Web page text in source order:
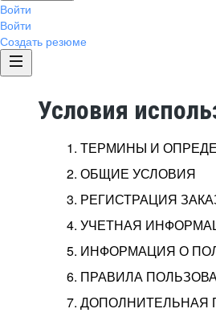
Войти
Войти
Создать резюме
Условия
1. ТЕРМИНЫ И
2. ОБЩИЕ УСЛОВИЯ
3. РЕГИСТРАЦИЯ
4. УЧЕТНАЯ
5. ИНФОРМАЦИЯ О
6. ПРАВИЛА
7. ДОПОЛНИТЕЛЬНАЯ